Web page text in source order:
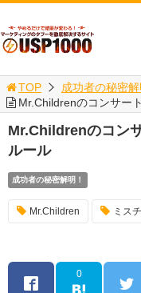
TOP
成功者の秘密解
Mr.Childrenのコンサー
Mr.Childrenのコン
ルール
成功者の秘密解明！
Mr.Children ミス
0